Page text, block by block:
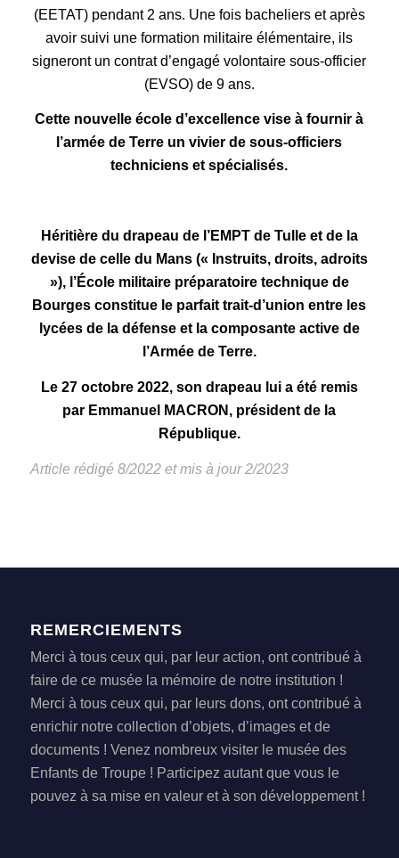
(EETAT) pendant 2 ans. Une fois bacheliers et après
avoir suivi une formation militaire élémentaire, ils
signeront un contrat d’engagé volontaire sous-officier
(EVSO) de 9 ans.
Cette nouvelle école d’excellence vise à fournir à
l’armée de Terre un vivier de sous-officiers
techniciens et spécialisés.
Héritière du drapeau de l’EMPT de Tulle et de la
devise de celle du Mans (« Instruits, droits, adroits
»), l’École militaire préparatoire technique de
Bourges constitue le parfait trait-d’union entre les
lycées de la défense et la composante active de
l’Armée de Terre.
Le 27 octobre 2022, son drapeau lui a été remis
par Emmanuel MACRON, président de la
République.
Article rédigé 8/2022 et mis à jour 2/2023
REMERCIEMENTS
Merci à tous ceux qui, par leur action, ont contribué à
faire de ce musée la mémoire de notre institution !
Merci à tous ceux qui, par leurs dons, ont contribué à
enrichir notre collection d’objets, d’images et de
documents ! Venez nombreux visiter le musée des
Enfants de Troupe ! Participez autant que vous le
pouvez à sa mise en valeur et à son développement !